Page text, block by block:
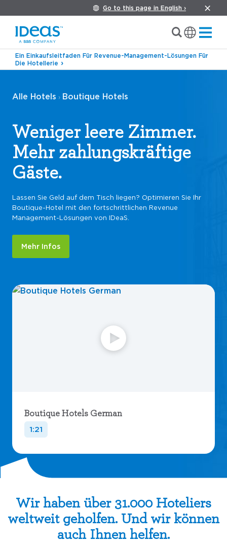
Go to this page in English ›
Ein Einkaufsleitfaden Für Revenue-Management-Lösungen Für
Die Hotellerie
Alle Hotels › Boutique Hotels
Weniger leere Zimmer.
Mehr zahlungskräftige
Gäste.
Lassen Sie Geld auf dem Tisch liegen? Optimieren Sie Ihr
Boutique-Hotel mit den fortschrittlichen Revenue
Management-Lösungen von IDeaS.
Mehr Infos
Boutique Hotels German
1:21
Wir haben über 31.000 Hoteliers
weltweit geholfen. Und wir können
auch Ihnen helfen.